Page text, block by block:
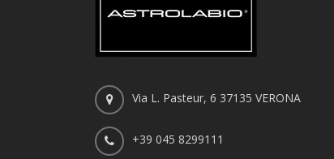
Via L. Pasteur, 6 37135 VERONA
+39 045 8299111